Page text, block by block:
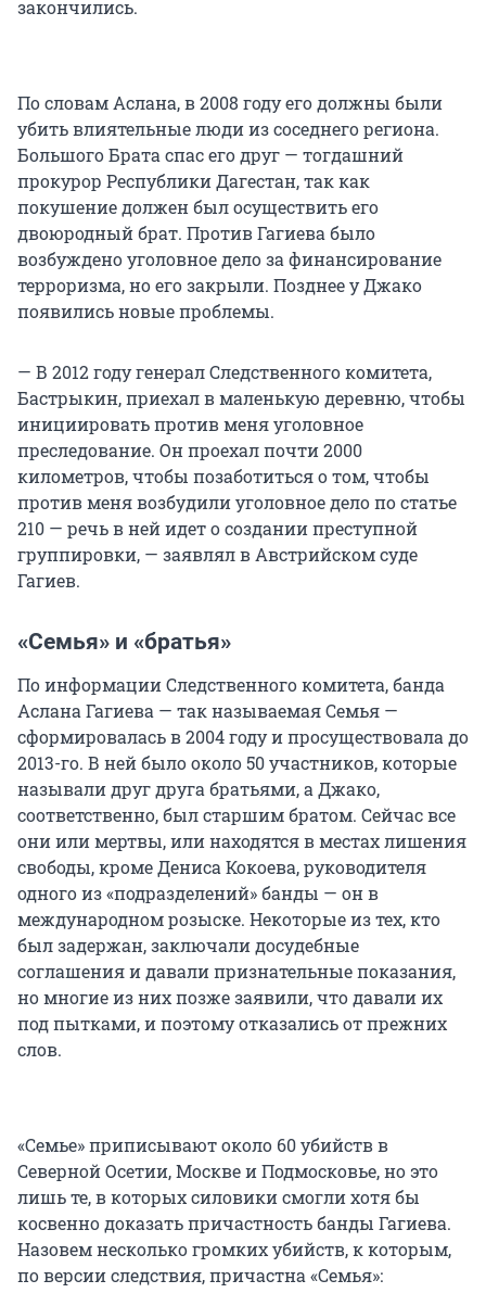
закончились.
По словам Аслана, в 2008 году его должны были
убить влиятельные люди из соседнего региона.
Большого Брата спас его друг — тогдашний
прокурор Республики Дагестан, так как
покушение должен был осуществить его
двоюродный брат. Против Гагиева было
возбуждено уголовное дело за финансирование
терроризма, но его закрыли. Позднее у Джако
появились новые проблемы.
— В 2012 году генерал Следственного комитета,
Бастрыкин, приехал в маленькую деревню, чтобы
инициировать против меня уголовное
преследование. Он проехал почти 2000
километров, чтобы позаботиться о том, чтобы
против меня возбудили уголовное дело по статье
210 — речь в ней идет о создании преступной
группировки, — заявлял в Австрийском суде
Гагиев.
«Семья» и «братья»
По информации Следственного комитета, банда
Аслана Гагиева — так называемая Семья —
сформировалась в 2004 году и просуществовала до
2013-го. В ней было около 50 участников, которые
называли друг друга братьями, а Джако,
соответственно, был старшим братом. Сейчас все
они или мертвы, или находятся в местах лишения
свободы, кроме Дениса Кокоева, руководителя
одного из «подразделений» банды — он в
международном розыске. Некоторые из тех, кто
был задержан, заключали досудебные
соглашения и давали признательные показания,
но многие из них позже заявили, что давали их
под пытками, и поэтому отказались от прежних
слов.
«Семье» приписывают около 60 убийств в
Северной Осетии, Москве и Подмосковье, но это
лишь те, в которых силовики смогли хотя бы
косвенно доказать причастность банды Гагиева.
Назовем несколько громких убийств, к которым,
по версии следствия, причастна «Семья»: